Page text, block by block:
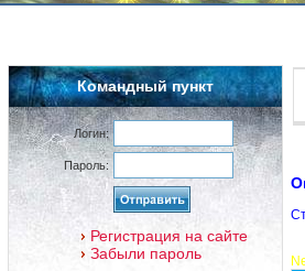
Командный пункт
Логин:
Пароль:
Регистрация на сайте
Забыли пароль